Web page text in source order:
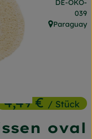
oval
4,49 €/ Stück
,
DE-ÖKO-
039
, Herkunft:
Paraguay